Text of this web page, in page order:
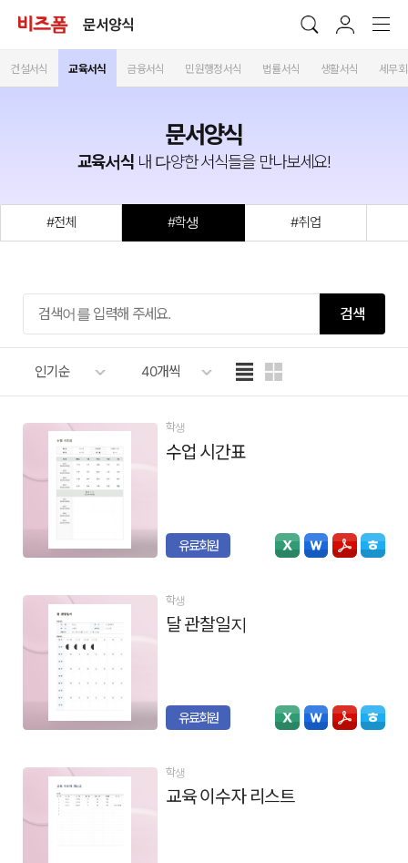
문서양식
건설서식 교육서식 금융서식 민원행정서식 법률서식 생활서식 세무
문서양식
교육서식 내 다양한 서식들을 만나보세요!
#전체 #학생 #취업
검색
인기순 40개씩
학생
수업 시간표
유료회원
학생
달 관찰일지
유료회원
학생
교육 이수자 리스트